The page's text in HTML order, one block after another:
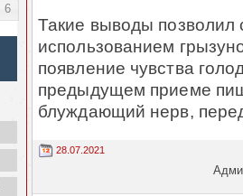
6
Такие выводы позволил
использованием
появление чувства
предыдущем приеме
блуждающий нерв,
28.07.2021